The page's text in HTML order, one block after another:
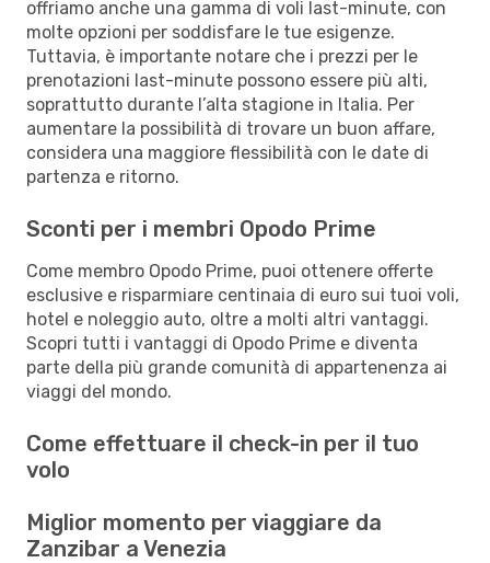
offriamo anche una gamma di voli last-minute, con
molte opzioni per soddisfare le tue esigenze.
Tuttavia, è importante notare che i prezzi per le
prenotazioni last-minute possono essere più alti,
soprattutto durante l’alta stagione in Italia. Per
aumentare la possibilità di trovare un buon affare,
considera una maggiore flessibilità con le date di
partenza e ritorno.
Sconti per i membri Opodo Prime
Come membro Opodo Prime, puoi ottenere offerte
esclusive e risparmiare centinaia di euro sui tuoi voli,
hotel e noleggio auto, oltre a molti altri vantaggi.
Scopri tutti i vantaggi di Opodo Prime e diventa
parte della più grande comunità di appartenenza ai
viaggi del mondo.
Come effettuare il check-in per il tuo
volo
Miglior momento per viaggiare da
Zanzibar a Venezia